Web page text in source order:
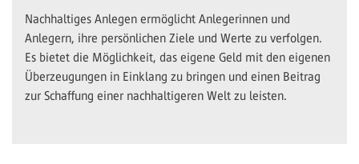
Nachhaltiges Anlegen ermöglicht Anlegerinnen und
Anlegern, ihre persönlichen Ziele und Werte zu verfolgen.
Es bietet die Möglichkeit, das eigene Geld mit den eigenen
Überzeugungen in Einklang zu bringen und einen Beitrag
zur Schaffung einer nachhaltigeren Welt zu leisten.